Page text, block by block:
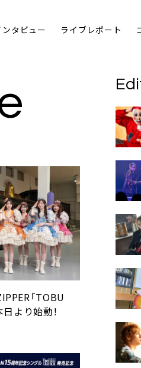
ンタビュー ライブレポート
「TOBU
より始動！